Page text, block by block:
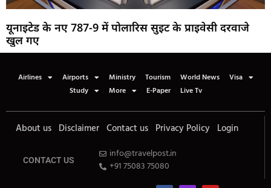
यूनाइटेड के नए 787-9 में पोलारिस सुइट के प्राइवेसी दरवाजे
खुल गए
Airlines Airports Ministry Tourism World News
Visa
Study
More E-Paper Live Tv
About us Disclaimer Contact us Privacy Policy Login
CONTACT US
info@travelpost.in
+91 75083 75080